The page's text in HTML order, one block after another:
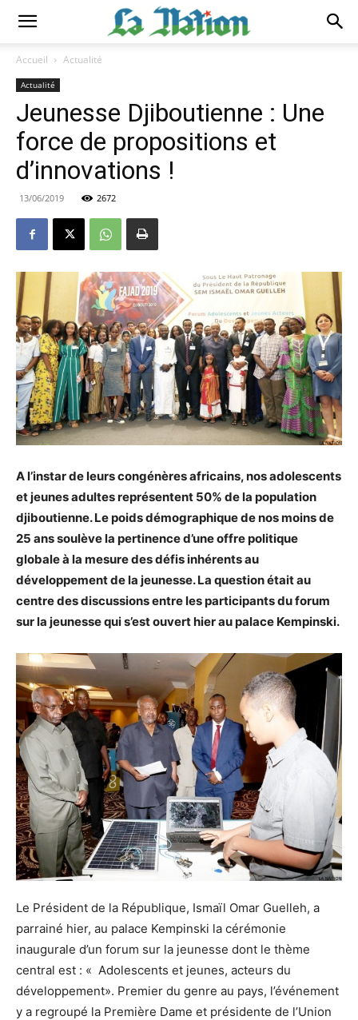
Accueil Actualité
Actualité
Jeunesse Djiboutienne : Une
force de propositions et
d’innovations !
13/06/2019 2672
A l’instar de leurs congénères africains, nos adolescents
et jeunes adultes représentent 50% de la population
djiboutienne. Le poids démographique de nos moins de
25 ans soulève la pertinence d’une offre politique
globale à la mesure des défis inhérents au
développement de la jeunesse. La question était au
centre des discussions entre les participants du forum
sur la jeunesse qui s’est ouvert hier au palace Kempinski.
Le Président de la République, Ismaïl Omar Guelleh, a
parrainé hier, au palace Kempinski la cérémonie
inaugurale d’un forum sur la jeunesse dont le thème
central est : « Adolescents et jeunes, acteurs du
développement». Premier du genre au pays, l’événement
y a regroupé la Première Dame et présidente de l’Union